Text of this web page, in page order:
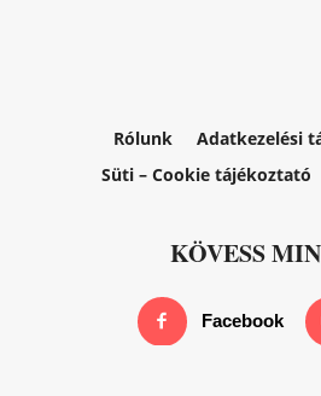
Rólunk
Adatkezelési
Süti – Cookie tájékoztató
KÖVESS
Facebook